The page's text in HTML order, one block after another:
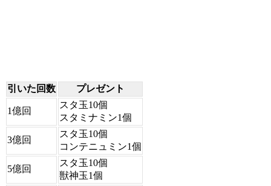
引いた回数 プレゼント
1億回
スタ玉10個
スタミナミン1個
3億回
スタ玉10個
コンテニュミン1個
5億回
スタ玉10個
獣神玉1個